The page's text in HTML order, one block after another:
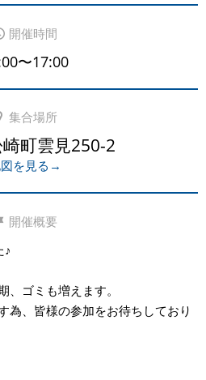
開催時間
〜17:00
集合場所
町雲見250-2
を見る→
開催概要
♪
ゴミも増えます。
為、皆様の参加をお待ちしており